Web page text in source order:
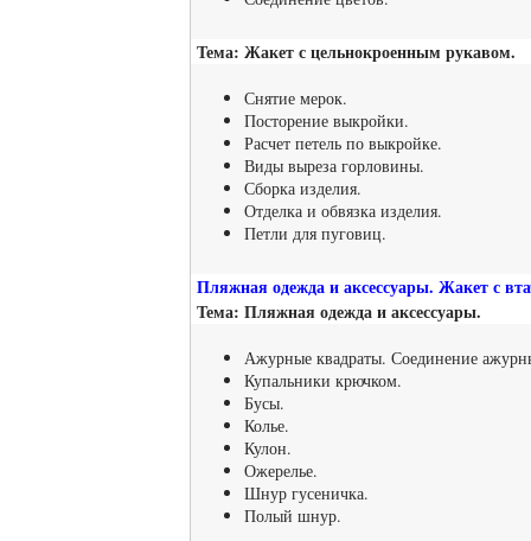
Тема: Жакет с цельнокроенным рукавом.
Снятие мерок.
Посторение выкройки.
Расчет петель по выкройке.
Виды выреза горловины.
Сборка изделия.
Отделка и обвязка изделия.
Петли для пуговиц.
Пляжная одежда и аксессуары. Жакет с
Тема: Пляжная одежда и аксессуары.
Ажурные квадраты. Соединение
Купальники крючком.
Бусы.
Колье.
Кулон.
Ожерелье.
Шнур гусеничка.
Полый шнур.